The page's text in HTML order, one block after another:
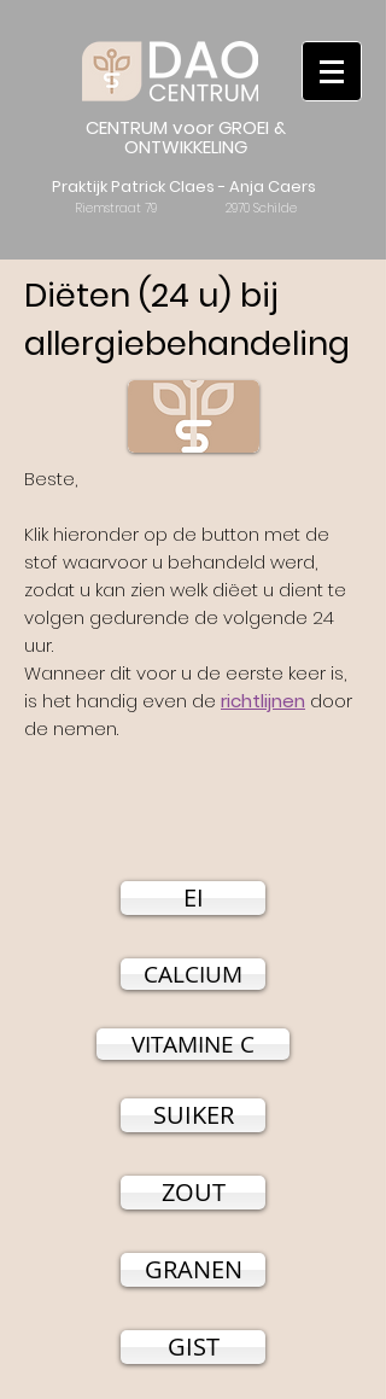
CENTRUM voor GROEI &
ONTWIKKELING
Praktijk Patrick Claes - Anja Caers
Riemstraat 79 2970 Schilde
Diëten (24 u) bij
allergiebehandeling
Beste,
Klik hieronder op de button met de
stof waarvoor u behandeld werd,
zodat u kan zien welk diëet u dient te
volgen gedurende de volgende 24
uur.
Wanneer dit voor u de eerste keer is,
is het handig even de richtlijnen door
de nemen.
EI
CALCIUM
VITAMINE C
SUIKER
ZOUT
GRANEN
GIST